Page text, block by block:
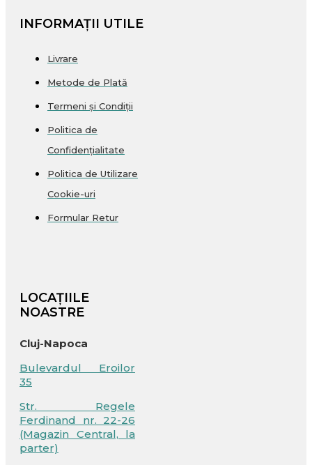
INFORMAȚII UTILE
Livrare
Metode de Plată
Termeni și Condiții
Politica de
Confidențialitate
Politica de Utilizare
Cookie-uri
Formular Retur
LOCAȚIILE
NOASTRE
Cluj-Napoca
Bulevardul Eroilor
35
Str. Regele
Ferdinand nr. 22-26
(Magazin Central, la
parter)